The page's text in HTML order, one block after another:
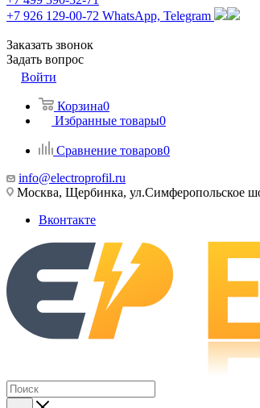
+7 926 129-00-72 WhatsApp, Telegram
Заказать звонок
Задать вопрос
Войти
Корзина0
Избранные товары0
Сравнение товаров0
info@electroprofil.ru
Москва, Щербинка, ул.Симферопольское
Вконтакте